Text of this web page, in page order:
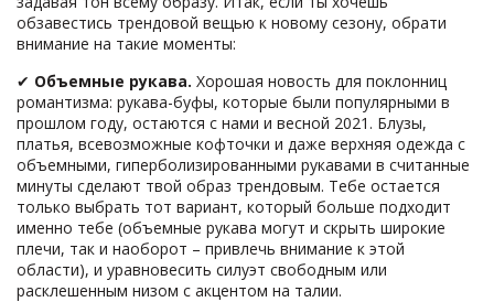
обзавестись трендовой вещью к новому сезону, обрати
внимание на такие моменты:
✔ Объемные рукава. Хорошая новость для поклонниц
романтизма: рукава-буфы, которые были популярными в
прошлом году, остаются с нами и весной 2021. Блузы,
платья, всевозможные кофточки и даже верхняя одежда с
объемными, гиперболизированными рукавами в считанные
минуты сделают твой образ трендовым. Тебе остается
только выбрать тот вариант, который больше подходит
именно тебе (объемные рукава могут и скрыть широкие
плечи, так и наоборот – привлечь внимание к этой
области), и уравновесить силуэт свободным или
расклешенным низом с акцентом на талии.